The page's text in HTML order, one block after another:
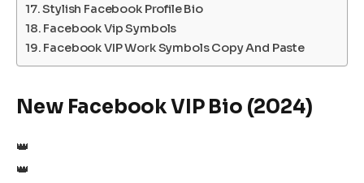
Stylish Facebook Profile Bio
Facebook Vip Symbols
Facebook VIP Work Symbols Copy And Paste
New Facebook VIP Bio (2024)
👑
👑